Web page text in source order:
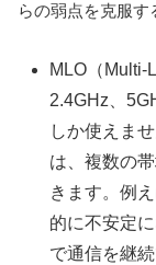
らの弱点を克服す
MLO（Multi-
2.4GHz、
しか使えま
は、複数の
きます。例
的に不安定
で通信を継